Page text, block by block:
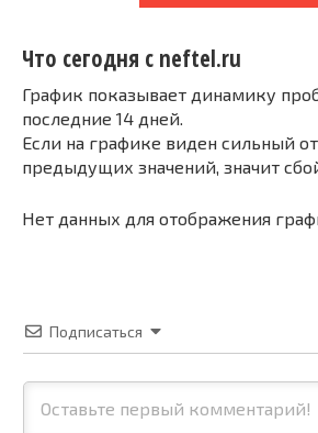
Что сегодня с neftel.ru
График показывает динамику
последние 14 дней.
Если на графике виден сильный
предыдущих значений, значит
Нет данных для отображения
Подписаться